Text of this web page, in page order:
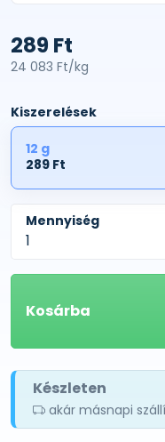
289 Ft
24 083 Ft/kg
Kiszerelések
12 g
289 Ft
Mennyiség
Kosárba
Készleten
akár másnapi